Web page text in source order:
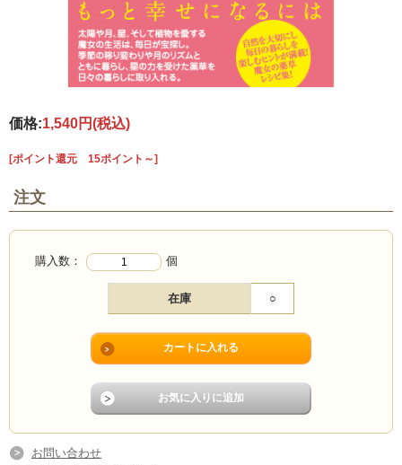
価格:1,540円(税込)
[ポイント還元 15ポイント～]
注文
購入数： 個
在庫 ○
お問い合わせ